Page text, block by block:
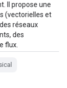
Il propose une
(vectorielles et
réseaux
des
flux.